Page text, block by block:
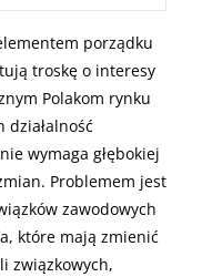
porządku
troskę o interesy
Polakom rynku
działalność
wymaga głębokiej
Problemem jest
zawodowych
które mają zmienić
związkowych,